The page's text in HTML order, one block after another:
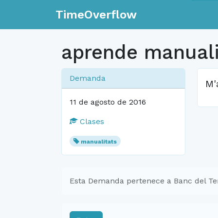
TimeOverflow
aprende
Demanda
11 de agosto de 2016
Clases
manualitats
Esta Demanda pertenece a Banc del